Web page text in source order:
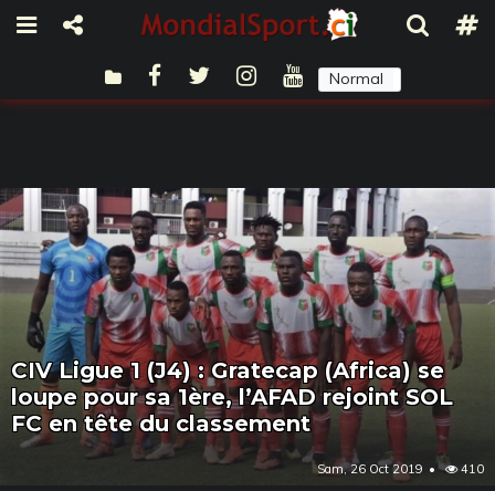
Normal
CIV Ligue 1 (J4) : Gratecap (Africa) se
loupe pour sa 1ère, l’AFAD rejoint SOL
FC en tête du classement
Sam, 26 Oct 2019 410